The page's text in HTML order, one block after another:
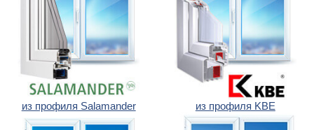
из профиля Salamander из профиля KBE